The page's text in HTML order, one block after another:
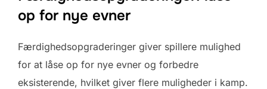
op for nye evner
Færdighedsopgraderinger giver spillere mulighed
for at låse op for nye evner og forbedre
eksisterende, hvilket giver flere muligheder i kamp.